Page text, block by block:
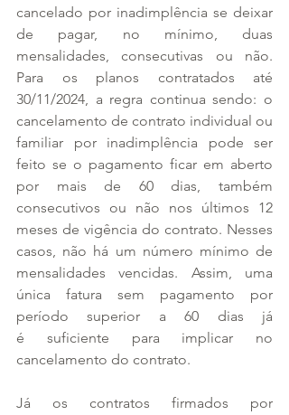
cancelado por inadimplência se deixar
de pagar, no mínimo, duas
mensalidades, consecutivas ou não.
Para os planos contratados até
30/11/2024, a regra continua sendo: o
cancelamento de contrato individual ou
familiar por inadimplência pode ser
feito se o pagamento ficar em aberto
por mais de 60 dias, também
consecutivos ou não nos últimos 12
meses de vigência do contrato. Nesses
casos, não há um número mínimo de
mensalidades vencidas. Assim, uma
única fatura sem pagamento por
período superior a 60 dias já
é suficiente para implicar no
cancelamento do contrato.
Já os contratos firmados por